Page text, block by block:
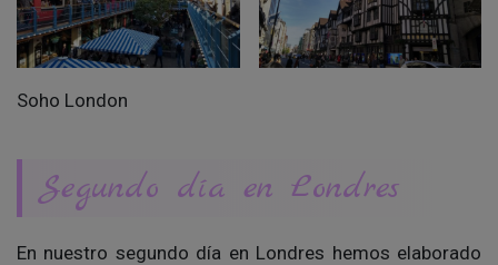
Soho London
Segundo día en Londres
En nuestro segundo día en Londres hemos elaborado